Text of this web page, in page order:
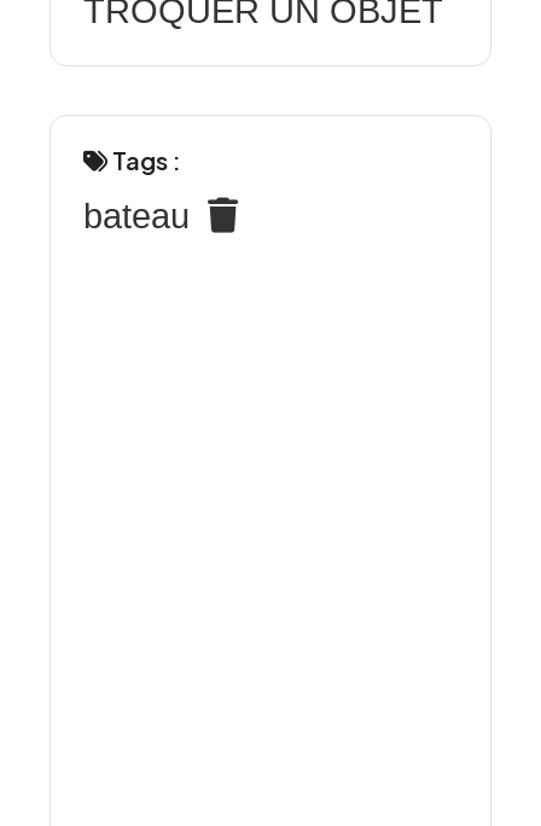
TROQUER UN OBJET
Tags :
bateau